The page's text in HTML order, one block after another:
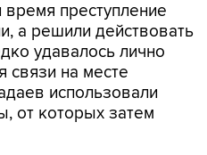
преступление
а решили действовать
удавалось лично
связи на месте
использовали
от которых затем